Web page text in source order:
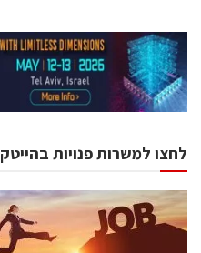
לחצו למשרות פנויות בהייטק